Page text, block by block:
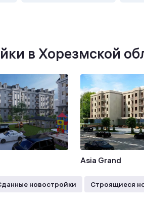
в Хорезмской
Asia Grand
новостройки Строящиеся